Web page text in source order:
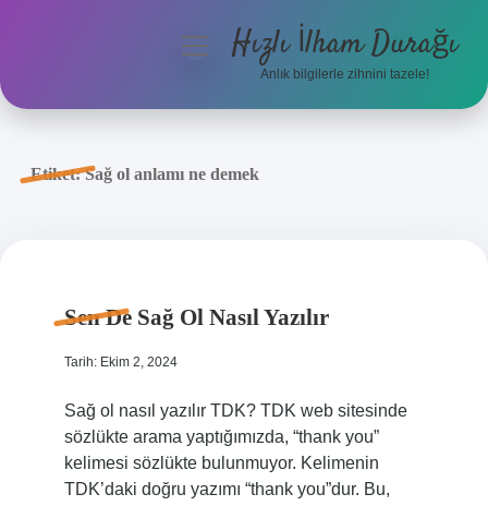
Anasayfa
menüyüHızlı İlham Durağı
Anlık bilgilerle zihnini tazele!
Etiket:Sağ ol anlamı ne demek
Sen De Sağ Ol Nasıl Yazılır
Tarih: Ekim 2, 2024
Sağ ol nasıl yazılır TDK? TDK web sitesinde
sözlükte arama yaptığımızda, “thank you”
kelimesi sözlükte bulunmuyor. Kelimenin
TDK’daki doğru yazımı “thank you”dur. Bu,